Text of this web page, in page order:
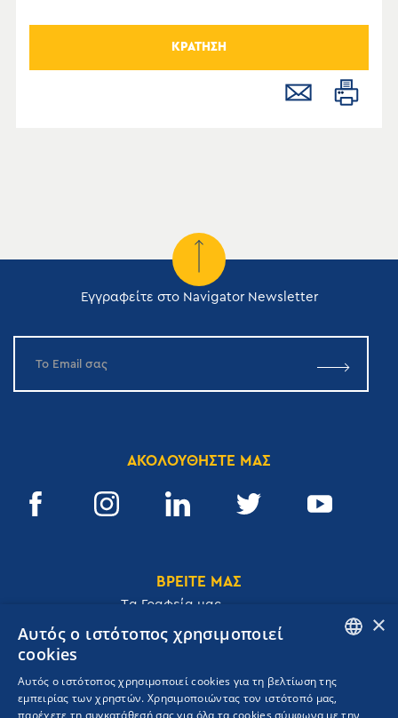
ΚΡΑΤΗΣΗ
Εγγραφείτε στο Navigator Newsletter
ΑΚΟΛΟΥΘΗΣΤΕ ΜΑΣ
ΒΡΕΙΤΕ ΜΑΣ
Tα Γραφεία μας
Ακαδημίας 32, 106 72, Αθήνα, Ελλάδα
T. +30 210 3609801 GREEK
×
Αυτός ο ιστότοπος χρησιμοποιεί
cookies
Αυτός ο ιστότοπος χρησιμοποιεί cookies για τη βελτίωση της
εμπειρίας των χρηστών. Χρησιμοποιώντας τον ιστότοπό μας,
παρέχετε τη συγκατάθεσή σας για όλα τα cookies σύμφωνα με την